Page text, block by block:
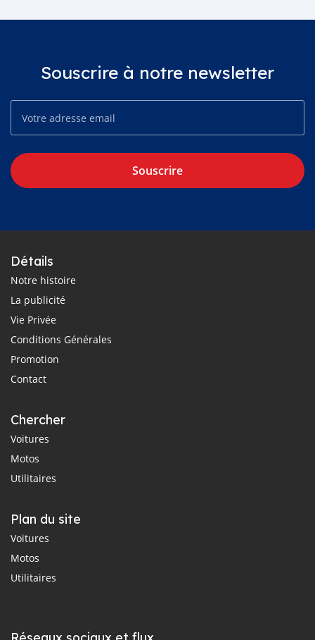
Souscrire à notre newsletter
Souscrire
Détails
Notre histoire
La publicité
Vie Privée
Conditions Générales
Promotion
Contact
Chercher
Voitures
Motos
Utilitaires
Plan du site
Voitures
Motos
Utilitaires